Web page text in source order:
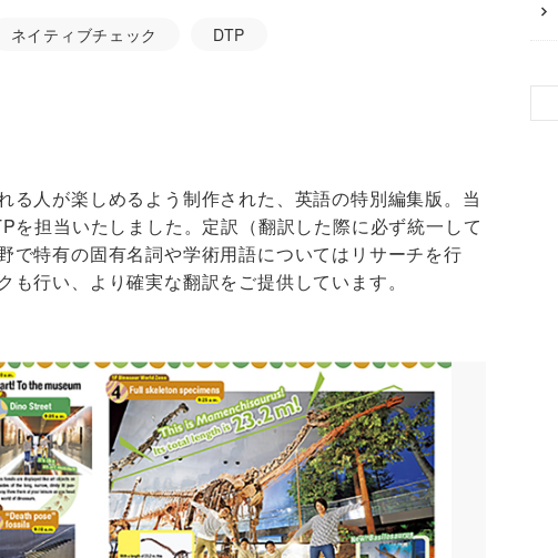
ネイティブチェック DTP
る人が楽しめるよう制作された、英語の特別編集版。当
を担当いたしました。定訳（翻訳した際に必ず統一して
で特有の固有名詞や学術用語についてはリサーチを行
行い、より確実な翻訳をご提供しています。